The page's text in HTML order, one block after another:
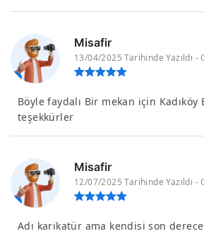
Misafir
13/04/2025 Tarihinde Yazıldı -
Böyle faydalı Bir mekan için Kadıköy
teşekkürler
Misafir
12/07/2025 Tarihinde Yazıldı -
Adı karikatür ama kendisi son